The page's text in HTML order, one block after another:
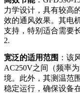
力学设计，具有较高
效的通风效果。其电
支持，特别适合需要
2.
宽泛的适用范围 ：该
AC250V之间（频率
境。此外，其测温范
稳定运行，确保设备